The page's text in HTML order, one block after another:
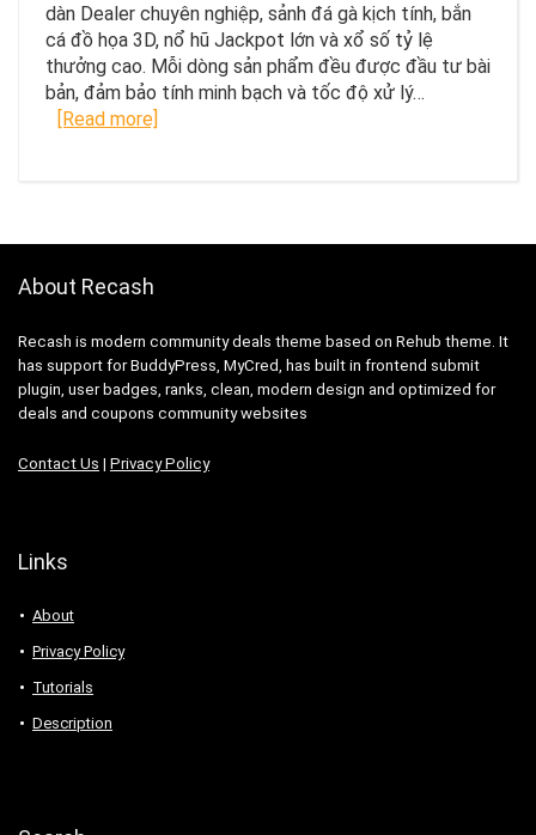
dàn Dealer chuyên nghiệp, sảnh đá gà kịch tính, bắn
cá đồ họa 3D, nổ hũ Jackpot lớn và xổ số tỷ lệ
thưởng cao. Mỗi dòng sản phẩm đều được đầu tư bài
bản, đảm bảo tính minh bạch và tốc độ xử lý…
[Read more]
About Recash
Recash is modern community deals theme based on Rehub theme. It
has support for BuddyPress, MyCred, has built in frontend submit
plugin, user badges, ranks, clean, modern design and optimized for
deals and coupons community websites
Contact Us | Privacy Policy
Links
About
Privacy Policy
Tutorials
Description